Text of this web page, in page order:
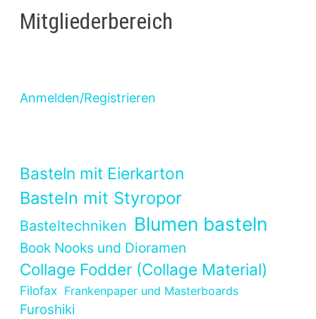
Mitgliederbereich
Anmelden/Registrieren
Basteln mit Eierkarton
Basteln mit Styropor
Basteltechniken Blumen basteln
Book Nooks und Dioramen
Collage Fodder (Collage Material)
Filofax Frankenpaper und Masterboards
Furoshiki